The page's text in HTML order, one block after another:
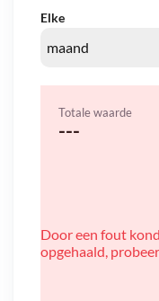
Elke
Totale waarde
---
Door een fout
opgehaald,